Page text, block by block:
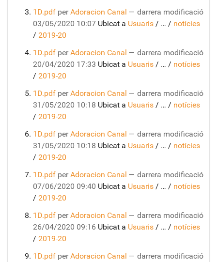
1D.pdf perAdoracion Canal — darrera modificació
03/05/2020 10:07 Ubicat a Usuaris / … / notícies
/ 2019-20
1D.pdf perAdoracion Canal — darrera modificació
20/04/2020 17:33 Ubicat a Usuaris / … / notícies
/ 2019-20
1D.pdf perAdoracion Canal — darrera modificació
31/05/2020 10:18 Ubicat a Usuaris / … / notícies
/ 2019-20
1D.pdf perAdoracion Canal — darrera modificació
31/05/2020 10:18 Ubicat a Usuaris / … / notícies
/ 2019-20
1D.pdf perAdoracion Canal — darrera modificació
07/06/2020 09:40 Ubicat a Usuaris / … / notícies
/ 2019-20
1D.pdf perAdoracion Canal — darrera modificació
26/04/2020 09:16 Ubicat a Usuaris / … / notícies
/ 2019-20
1D.pdf perAdoracion Canal — darrera modificació